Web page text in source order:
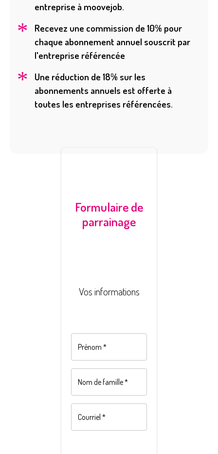
entreprise à moovejob.
Recevez une commission de 10% pour
chaque abonnement annuel souscrit par
l'entreprise référencée
Une réduction de 18% sur les
abonnements annuels est offerte à
toutes les entreprises référencées.
Formulaire de
parrainage
Vos informations
Prénom *
Nom de famille*
Courriel *